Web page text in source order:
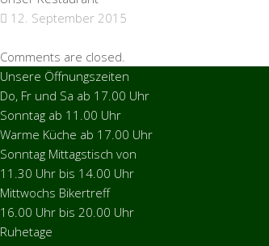
12. September 2015
Comments are closed.
Unsere Öffnungszeiten
Do, Fr und Sa ab 17.00 Uhr
Sonntag ab 11.00 Uhr
Warme Küche ab 17.00 Uhr
Sonntag Mittagstisch von
11.30 Uhr bis 14.00 Uhr
Mittwochs Bikertreff
16.00 Uhr bis 20.00 Uhr
Ruhetage